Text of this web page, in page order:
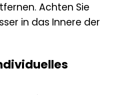
Achten Sie
in das Innere der